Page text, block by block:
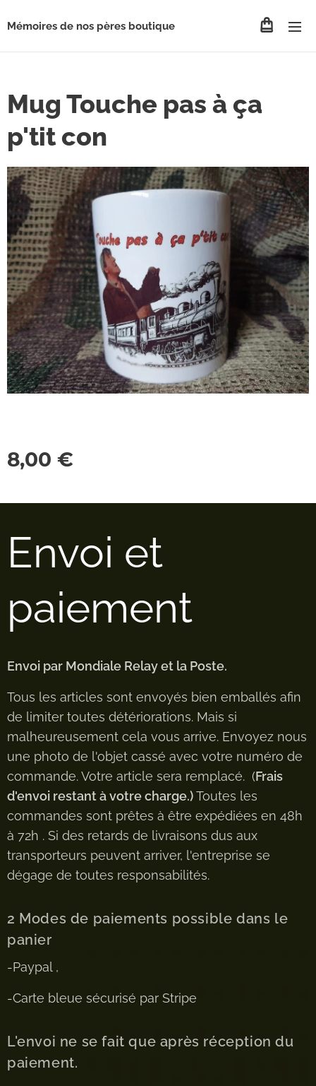
Mémoires de nos pères boutique
Mug Touche pas à ça
p'tit con
8,00 €
Envoi et
paiement
Envoi par Mondiale Relay et la Poste.
Tous les articles sont envoyés bien emballés afin
de limiter toutes détériorations. Mais si
malheureusement cela vous arrive. Envoyez nous
une photo de l'objet cassé avec votre numéro de
commande. Votre article sera remplacé. (Frais
d'envoi restant à votre charge.)Toutes les
commandes sont prêtes à être expédiées en 48h
à 72h . Si des retards de livraisons dus aux
transporteurs peuvent arriver, l'entreprise se
dégage de toutes responsabilités.
2 Modes de paiements possible dans le
panier
-Paypal ,
-Carte bleue sécurisé par Stripe
L'envoi ne se fait que après réception du
paiement.